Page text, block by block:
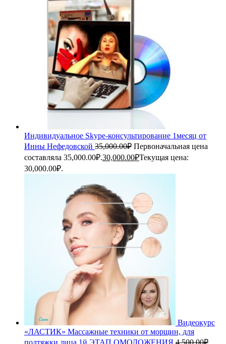
Индивидуальное Skype-консультирование 1месяц от
Инны Нефедовской 35,000.00₽ Первоначальная цена
составляла 35,000.00₽.30,000.00₽Текущая цена:
30,000.00₽.
Видеокурс
«ЛАСТИК» Массажные техники от морщин, для